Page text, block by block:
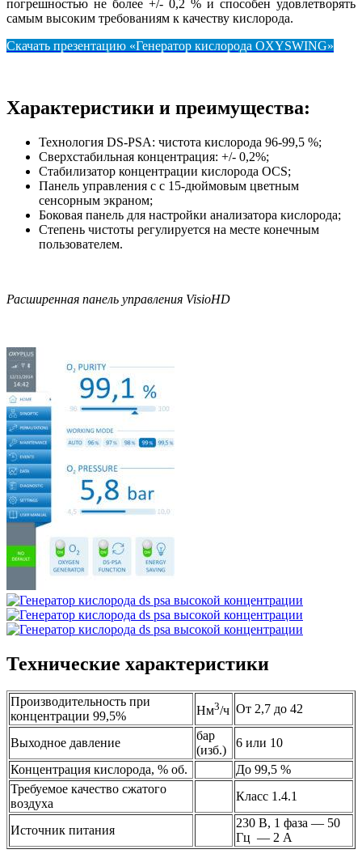
погрешностью не более +/- 0,2 % и способен удовлетворять
самым высоким требованиям к качеству кислорода.
Скачать презентацию «Генератор кислорода OXYSWING»
Характеристики и преимущества:
Технология DS-PSA: чистота кислорода 96-99,5 %;
Сверхстабильная концентрация: +/- 0,2%;
Стабилизатор концентрации кислорода OCS;
Панель управления с с 15-дюймовым цветным
сенсорным экраном;
Боковая панель для настройки анализатора кислорода;
Степень чистоты регулируется на месте конечным
пользователем.
Расширенная панель управления VisioHD
Технические характеристики
Производительность при
концентрации 99,5%
Нм3/ч От 2,7 до 42
Выходное давление
бар
(изб.)
6 или 10
Концентрация кислорода, % об.
До 99,5 %
Требуемое качество сжатого
воздуха
Класс 1.4.1
Источник питания
230 В, 1 фаза — 50
Гц — 2 А